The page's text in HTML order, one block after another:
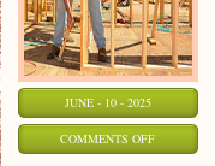
JUNE - 10 - 2025
COMMENTS OFFON